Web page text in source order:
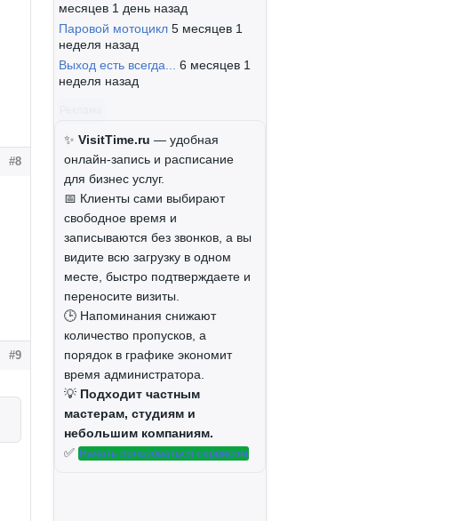
#8
#9
месяцев 1 день назад
Паровой мотоцикл 5 месяцев 1
неделя назад
Выход есть всегда...
6 месяцев 1
неделя назад
✨ VisitTime.ru — удобная
онлайн-запись и расписание
для бизнес услуг.
📅 Клиенты сами выбирают
свободное время и
записываются без звонков, а вы
видите всю загрузку в одном
месте, быстро подтверждаете и
переносите визиты.
🕒 Напоминания снижают
количество пропусков, а
порядок в графике экономит
время администратора.
💡 Подходит частным
мастерам, студиям и
небольшим компаниям.
✅ Начать пользоваться сервисом